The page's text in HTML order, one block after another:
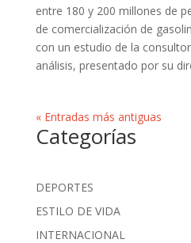
entre 180 y 200 millones de
de comercialización de
con un estudio de la
análisis, presentado por su
« Entradas más antiguas
Categorías
DEPORTES
ESTILO DE VIDA
INTERNACIONAL